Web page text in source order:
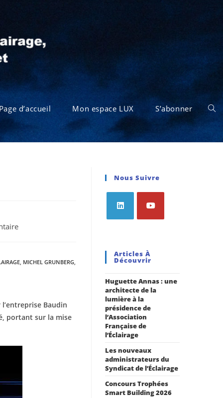
d’accueil Mon espace LUX S’abonner
, MICHEL GRUNBERG,
Baudin
portant sur la mise
Nous Suivre
Articles À
Découvrir
Huguette Annas : une
architecte de la
lumière à la
présidence de
l’Association
Française de
l’Éclairage
Les nouveaux
administrateurs du
Syndicat de l’Éclairage
Concours Trophées
Smart Building 2026